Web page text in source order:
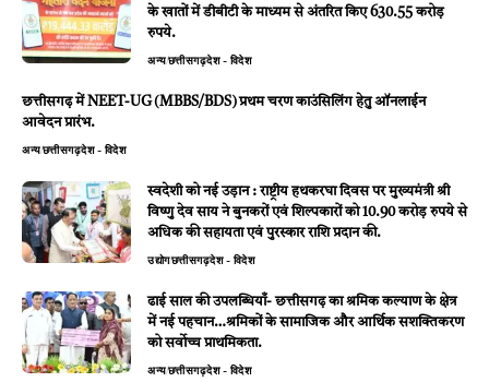
के खातों में डीबीटी के माध्यम से अंतरित किए 630.55 करोड़
रुपये.
अन्यछत्तीसगढ़देश - विदेश
छत्तीसगढ़ में NEET-UG (MBBS/BDS) प्रथम चरण काउंसिलिंग हेतु ऑनलाईन
आवेदन प्रारंभ.
अन्यछत्तीसगढ़देश - विदेश
स्वदेशी को नई उड़ान : राष्ट्रीय हथकरघा दिवस पर मुख्यमंत्री श्री
विष्णु देव साय ने बुनकरों एवं शिल्पकारों को 10.90 करोड़ रुपये से
अधिक की सहायता एवं पुरस्कार राशि प्रदान की.
उद्योगछत्तीसगढ़देश - विदेश
ढाई साल की उपलब्धियाँ- छत्तीसगढ़ का श्रमिक कल्याण के क्षेत्र
में नई पहचान…श्रमिकों के सामाजिक और आर्थिक सशक्तिकरण
को सर्वाेच्च प्राथमिकता.
अन्यछत्तीसगढ़देश - विदेश